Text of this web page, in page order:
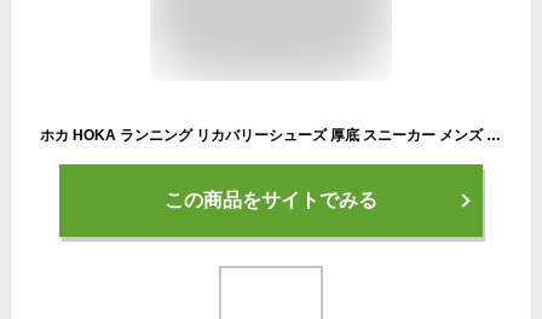
ホカ HOKA ランニング リカバリーシューズ 厚底 スニーカー メンズ レディース リストアTC RESTORE TC デューン オックスフォードタン 1134532 DOTN 2025SS snk【靴】2502wann
この商品をサイトでみる